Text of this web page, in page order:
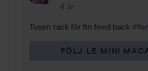
4 år
Kommentaren lades 4 år
Tusen tack för fin feed back
FÖLJ LE MINI